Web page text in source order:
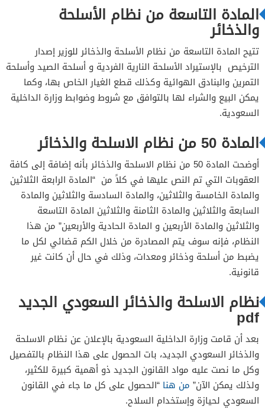
المادة التاسعة من نظام الأسلحة
والذخائر
تتيح المادة التاسعة من نظام الأسلحة والذخائر للوزير إصدار
الترخيص بالإستيراد الأسلحة النارية الفردية و أسلحة الصيد وأسلحة
التمرين والبنادق الهوائية وكذلك قطع الغيار الخاص بها، وكما
يمكن البيع والشراء لها بالتوافق مع شروط وضوابط وزارة الداخلية
السعودية.
المادة 50 من نظام الاسلحة والذخائر
أوضحت المادة 50 من نظام الاسلحة والذخائر بأنه إضافة إلى كافة
العقوبات التي تم النص عليها في كلاً من “المادة الرابعة الثلاثين
والمادة الخامسة والثلاثين، والمادة السادسة والثلاثين والمادة
السابعة والثلاثين والمادة الثامنة والثلاثين المادة التاسعة
والثلاثين والمادة الأربعين و المادة الحادية والأربعين” من هذا
النظام، فإنه سوف يتم المصادرة من خلال الكم قضائي لكل ما
يضبط من أسلحة وذخائر ومعدات، وذلك في حال أن كانت غير
قانونية.
نظام الاسلحة والذخائر السعودي الجديد
pdf
بعد أن قامت وزارة الداخلية السعودية بالإعلان عن نظام الاسلحة
والذخائر السعودي الجديد، بات الحصول على هذا النظام بالتفصيل
وكل ما نصت عليه مواد القانون الجديد ذو أهمية كبيرة للكثير،
ولذلك يمكن الآن” من هنا “الحصول على كل ما جاء في القانون
السعودي لحيازة وإستخدام السلاح.